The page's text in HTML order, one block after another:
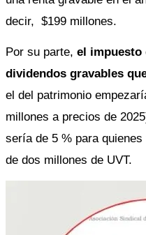
decir,  $199 millones.
Por su parte, el impuesto
dividendos gravables
el del patrimonio
millones a precios de
sería de 5 % para
de dos millones de UVT.